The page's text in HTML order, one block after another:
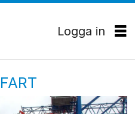
Logga in